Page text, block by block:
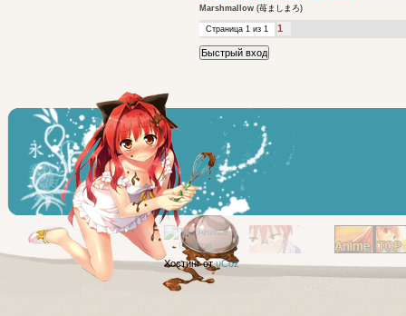
Marshmallow (苺ましまろ)
Страница 1 из 1 1
Хостинг отuCoz